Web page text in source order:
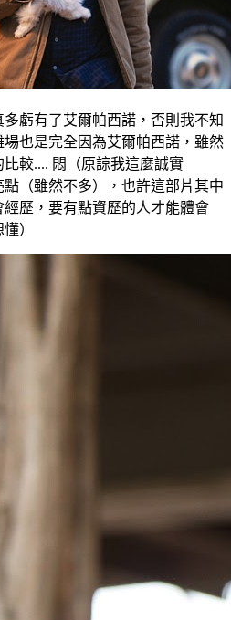
虧有了艾爾帕西諾，否則我不知
也是完全因為艾爾帕西諾，雖然
較.... 悶（原諒我這麼誠實
（雖然不多），也許這部片其中
歷，要有點資歷的人才能體會
）